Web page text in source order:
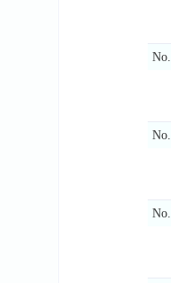
No.
No.
No.